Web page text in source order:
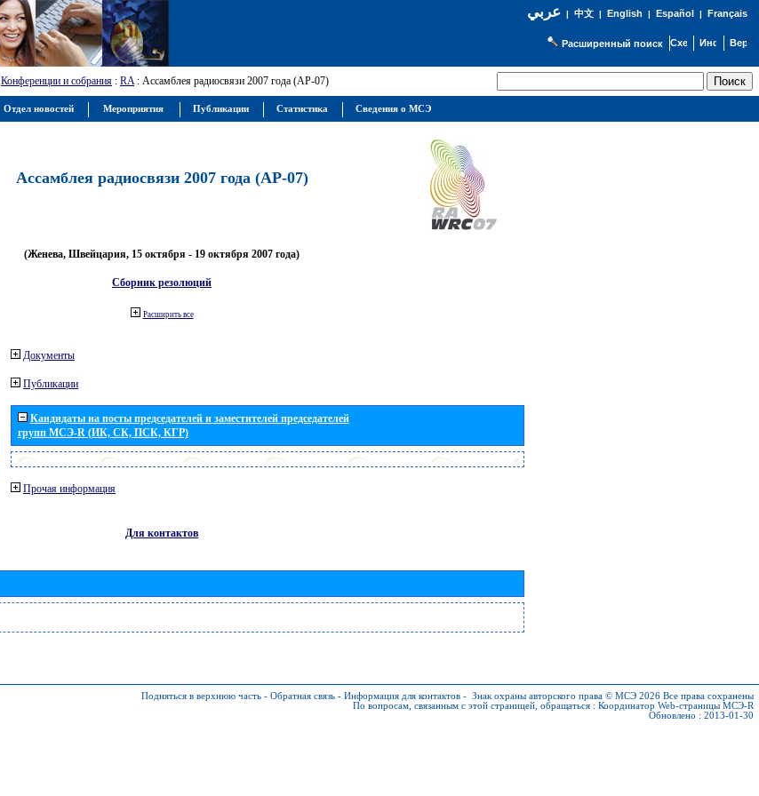
عربي| 中文| English | Español | Français
Расширенный поиск
Конференции и собрания : RA: Ассамблея радиосвязи 2007 года (АР-07)
Ассамблея радиосвязи 2007 года (АР-07)
(Женева, Швейцария, 15 октября - 19 октября 2007 года)
Сборник резолюций
Расширить все
Документы
Публикации
Кандидаты на посты председателей и заместителей председателей
групп МСЭ-R (ИК, СК, ПСК, КГР)
Прочая информация
Для контактов
Подняться в верхнюю часть - Обратная связь - Информация для контактов - Знак охраны авторского права © МСЭ 2026 Все права сохранены
По вопросам, связанным с этой страницей, обращаться : Координатор Web-страницы МСЭ-R
Обновлено : 2013-01-30
Отдел новостей Мероприятия Публикации Статистика Сведения о МСЭ